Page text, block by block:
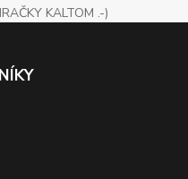
KALTOM .-)